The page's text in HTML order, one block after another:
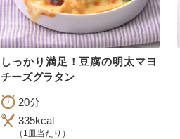
しっかり満足！豆腐の明太マヨ
チーズグラタン
20分
335kcal
（1皿当たり）